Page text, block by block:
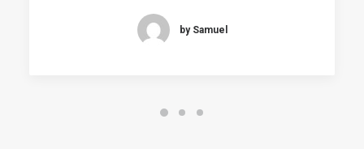
by Samuel